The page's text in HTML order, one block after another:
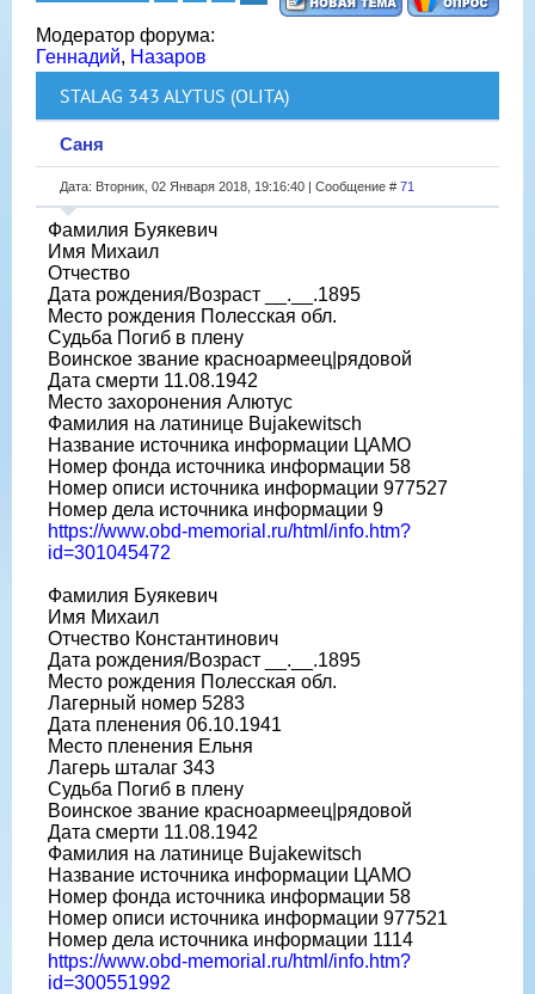
Модератор форума:
Геннадий, Назаров
STALAG 343 ALYTUS (OLITA)
Саня
Дата: Вторник, 02 Января 2018, 19:16:40 | Сообщение # 71
Фамилия Буякевич
Имя Михаил
Отчество
Дата рождения/Возраст __.__.1895
Место рождения Полесская обл.
Судьба Погиб в плену
Воинское звание красноармеец|рядовой
Дата смерти 11.08.1942
Место захоронения Алютус
Фамилия на латинице Bujakewitsch
Название источника информации ЦАМО
Номер фонда источника информации 58
Номер описи источника информации 977527
Номер дела источника информации 9
https://www.obd-memorial.ru/html/info.htm?
id=301045472
Фамилия Буякевич
Имя Михаил
Отчество Константинович
Дата рождения/Возраст __.__.1895
Место рождения Полесская обл.
Лагерный номер 5283
Дата пленения 06.10.1941
Место пленения Ельня
Лагерь шталаг 343
Судьба Погиб в плену
Воинское звание красноармеец|рядовой
Дата смерти 11.08.1942
Фамилия на латинице Bujakewitsch
Название источника информации ЦАМО
Номер фонда источника информации 58
Номер описи источника информации 977521
Номер дела источника информации 1114
https://www.obd-memorial.ru/html/info.htm?
id=300551992